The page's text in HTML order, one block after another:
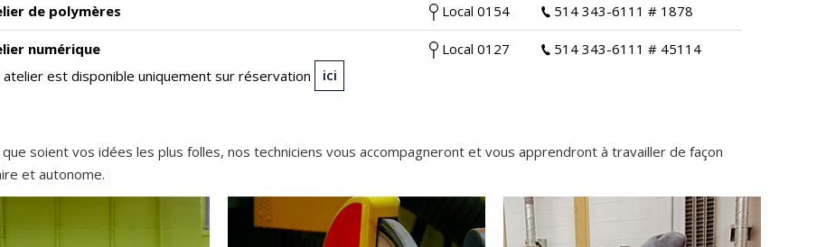
de polymères Local 0154 514 343-6111 # 1878
numérique
atelier est disponible uniquement sur réservation
ici
Local 0127 514 343-6111 # 45114
soient vos idées les plus folles, nos techniciens vous accompagneront et vous apprendront à travailler de façon
et autonome.